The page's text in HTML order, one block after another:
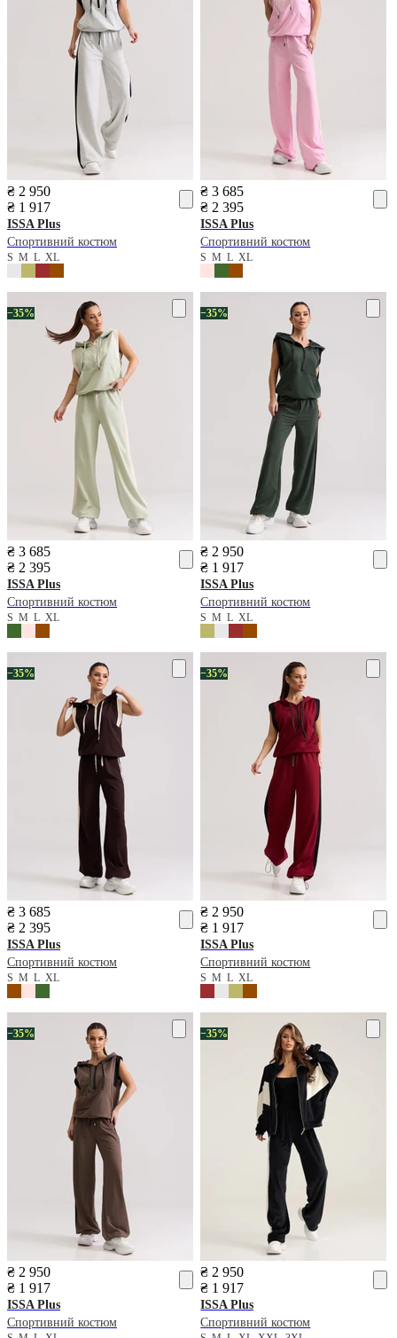
₴ 2 950
₴ 1 917
ISSA Plus
Спортивний костюм
S M L XL
₴ 3 685
₴ 2 395
ISSA Plus
Спортивний костюм
SMLXL
−35%
₴ 3 685
₴ 2 395
ISSA Plus
Спортивний костюм
S M L XL
−35%
₴ 2 950
₴ 1 917
ISSA Plus
Спортивний костюм
SMLXL
−35%
₴ 3 685
₴ 2 395
ISSA Plus
Спортивний костюм
S M L XL
−35%
₴ 2 950
₴ 1 917
ISSA Plus
Спортивний костюм
SMLXL
−35%
₴ 2 950
₴ 1 917
ISSA Plus
Спортивний костюм
−35%
₴ 2 950
₴ 1 917
ISSA Plus
Спортивний костюм